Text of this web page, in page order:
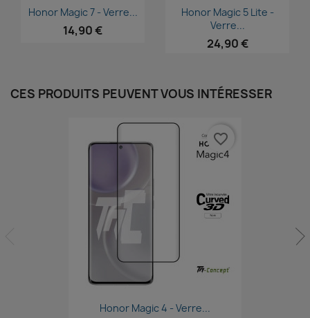
Aperçu rapide
Honor Magic 7 - Verre...
14,90 €
Aperçu rapide
Honor Magic 5 Lite -
Verre...
24,90 €
CES PRODUITS PEUVENT VOUS INTÉRESSER
Aperçu rapide
Honor Magic 4 - Verre...
favorite_border